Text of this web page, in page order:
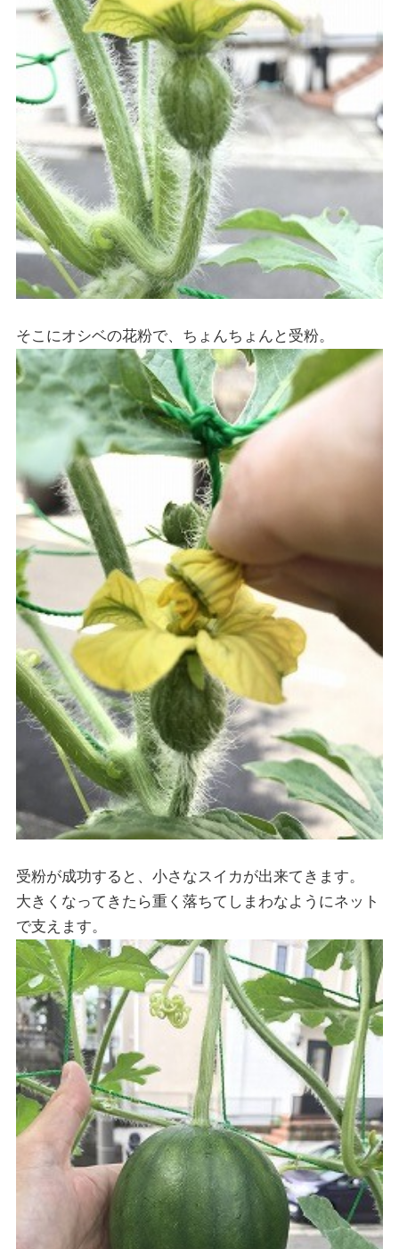
そこにオシベの花粉で、ちょんちょんと受粉。
受粉が成功すると、小さなスイカが出来てきます。
大きくなってきたら重く落ちてしまわなようにネット
で支えます。